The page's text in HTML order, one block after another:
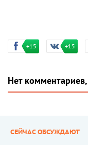
+15 +15
Нет
СЕЙЧАС ОБСУЖДАЮТ